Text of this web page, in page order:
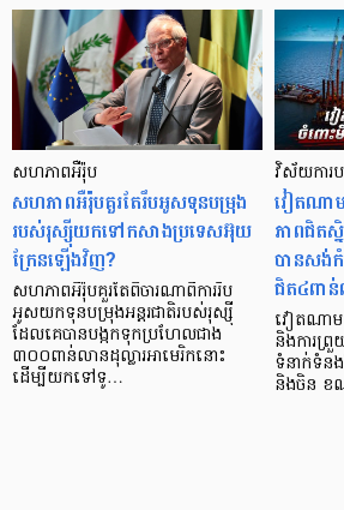
សហភាពអឺរ៉ុប
សហភាពអឺរ៉ុបគួរតែរឹបអូសទុនបម្រុង
របស់រុស្ស៊ីយកទៅកសាងប្រទេសអ៊ុយ
ក្រែនឡើងវិញ?
សហភាពអឺរ៉ុបគួរតែពិចារណាពីការរឹប
អូសយកទុនបម្រុងអន្តរជាតិរបស់រុស្ស៊ី
ដែលគេបានបង្កកទុកប្រហែលជាង
៣០០ពាន់លានដុល្លារអាមេរិកនោះ
ដើម្បីយកទៅទូ…
វិស័យការ
វៀតណាម
ភាពជិតស្
បានសង់កំ
ជិត៤ពាន់
វៀតណាម
និងការព្រួ
ទំនាក់ទំនង
និងចិន ខ